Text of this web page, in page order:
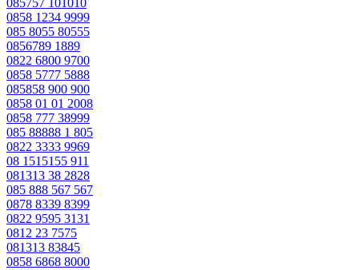
0858 1234 9999
085 8055 80555
0856789 1889
0822 6800 9700
0858 5777 5888
085858 900 900
0858 01 01 2008
0858 777 38999
085 88888 1 805
0822 3333 9969
08 1515155 911
081313 38 2828
085 888 567 567
0878 8339 8399
0822 9595 3131
0812 23 7575
081313 83845
0858 6868 8000